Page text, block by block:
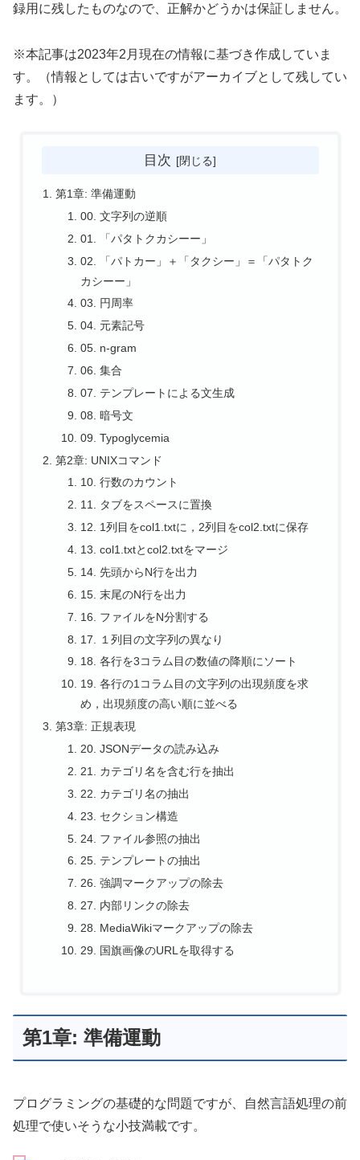
録用に残したものなので、正解かどうかは保証しません。
※本記事は2023年2月現在の情報に基づき作成していま
す。（情報としては古いですがアーカイブとして残してい
ます。）
目次
第1章: 準備運動
00. 文字列の逆順
01. 「パタトクカシーー」
02. 「パトカー」＋「タクシー」＝「パタトク
カシーー」
03. 円周率
04. 元素記号
05. n-gram
06. 集合
07. テンプレートによる文生成
08. 暗号文
09. Typoglycemia
第2章: UNIXコマンド
10. 行数のカウント
11. タブをスペースに置換
12. 1列目をcol1.txtに，2列目をcol2.txtに保存
13. col1.txtとcol2.txtをマージ
14. 先頭からN行を出力
15. 末尾のN行を出力
16. ファイルをN分割する
17. １列目の文字列の異なり
18. 各行を3コラム目の数値の降順にソート
19. 各行の1コラム目の文字列の出現頻度を求
め，出現頻度の高い順に並べる
第3章: 正規表現
20. JSONデータの読み込み
21. カテゴリ名を含む行を抽出
22. カテゴリ名の抽出
23. セクション構造
24. ファイル参照の抽出
25. テンプレートの抽出
26. 強調マークアップの除去
27. 内部リンクの除去
28. MediaWikiマークアップの除去
29. 国旗画像のURLを取得する
第1章: 準備運動
プログラミングの基礎的な問題ですが、自然言語処理の前
処理で使いそうな小技満載です。